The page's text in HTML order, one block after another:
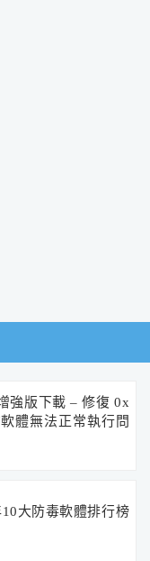
強版下載 – 修復 0x
體無法正常執行問
大防毒軟體排行榜